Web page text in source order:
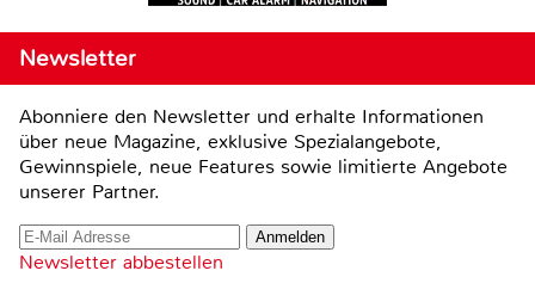
Newsletter
Abonniere den Newsletter und erhalte Informationen
über neue Magazine, exklusive Spezialangebote,
Gewinnspiele, neue Features sowie limitierte Angebote
unserer Partner.
Newsletter abbestellen